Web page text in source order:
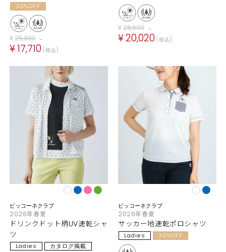
30%OFF
¥25,300 →
¥17,710 税込
¥28,600 →
¥20,020 税込
ピッコーネクラブ
2026年春夏
ドリンクドット柄UV速乾シャ
ツ
Ladies
カタログ掲載
ピッコーネクラブ
2026年春夏
サッカー地速乾ポロシャツ
Ladies 30%OFF